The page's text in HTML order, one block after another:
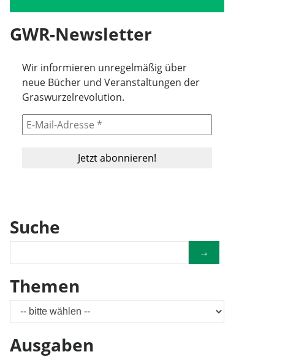
GWR-Newsletter
Wir informieren unregelmäßig über
neue Bücher und Veranstaltungen der
Graswurzelrevolution.
Suche
→
Themen
Ausgaben